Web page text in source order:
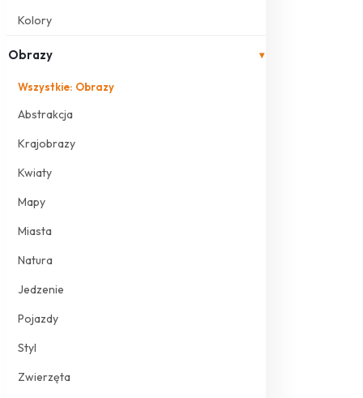
Kolory
Obrazy ▾
Wszystkie: Obrazy
Abstrakcja
Krajobrazy
Kwiaty
Mapy
Miasta
Natura
Jedzenie
Pojazdy
Styl
Zwierzęta